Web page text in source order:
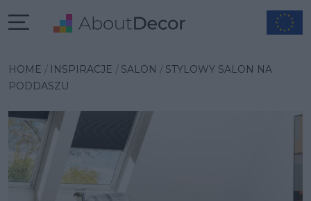
HOME INSPIRACJE SALON
STYLOWY SALON NA
PODDASZU